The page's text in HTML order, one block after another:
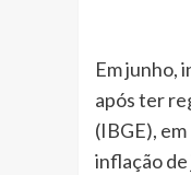
Em junho,
após ter
(IBGE),
inflação